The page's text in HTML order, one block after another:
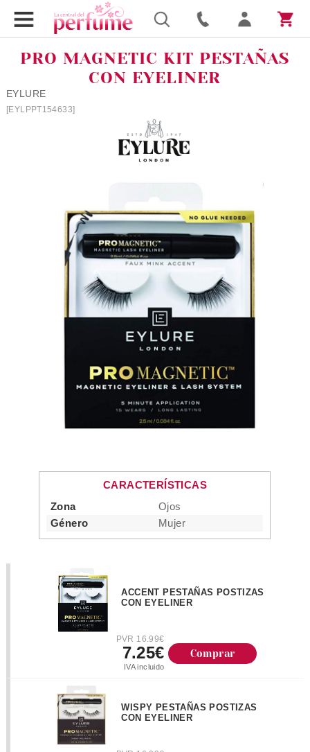
PRO MAGNETIC KIT PESTAÑAS
CON EYELINER
EYLURE
[EYLPPT154633]
CARACTERÍSTICAS
Zona
Ojos
Género
Mujer
ACCENT PESTAÑAS POSTIZAS
CON EYELINER
PVR 16.99€
7.25€
IVA incluido
Comprar
WISPY PESTAÑAS POSTIZAS
CON EYELINER